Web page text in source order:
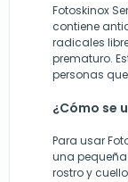
Fotoskinox
contiene
radicales
prematuro.
personas
¿Cómo se
Para usar
una
rostro y